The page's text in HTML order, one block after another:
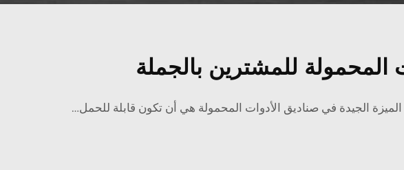
للمشترين بالجملة
1 قابليتها على الحمل الميزة الجيدة في صناديق الأدوات المحمولة هي أن تكون قابلة للحمل…